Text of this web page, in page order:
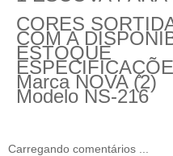
CORES
COM A
ESTOQUE
Marca NOVA (2)
Modelo NS-216
Carregando comentários ...